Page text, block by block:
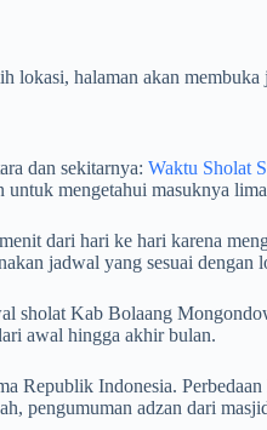
lokasi, halaman akan
dan sekitarnya: Waktu Sholat
mengetahui masuknya
dari hari ke hari karena
jadwal yang sesuai dengan
sholat Kab Bolaang
awal hingga akhir bulan.
Republik Indonesia.
pengumuman adzan dari